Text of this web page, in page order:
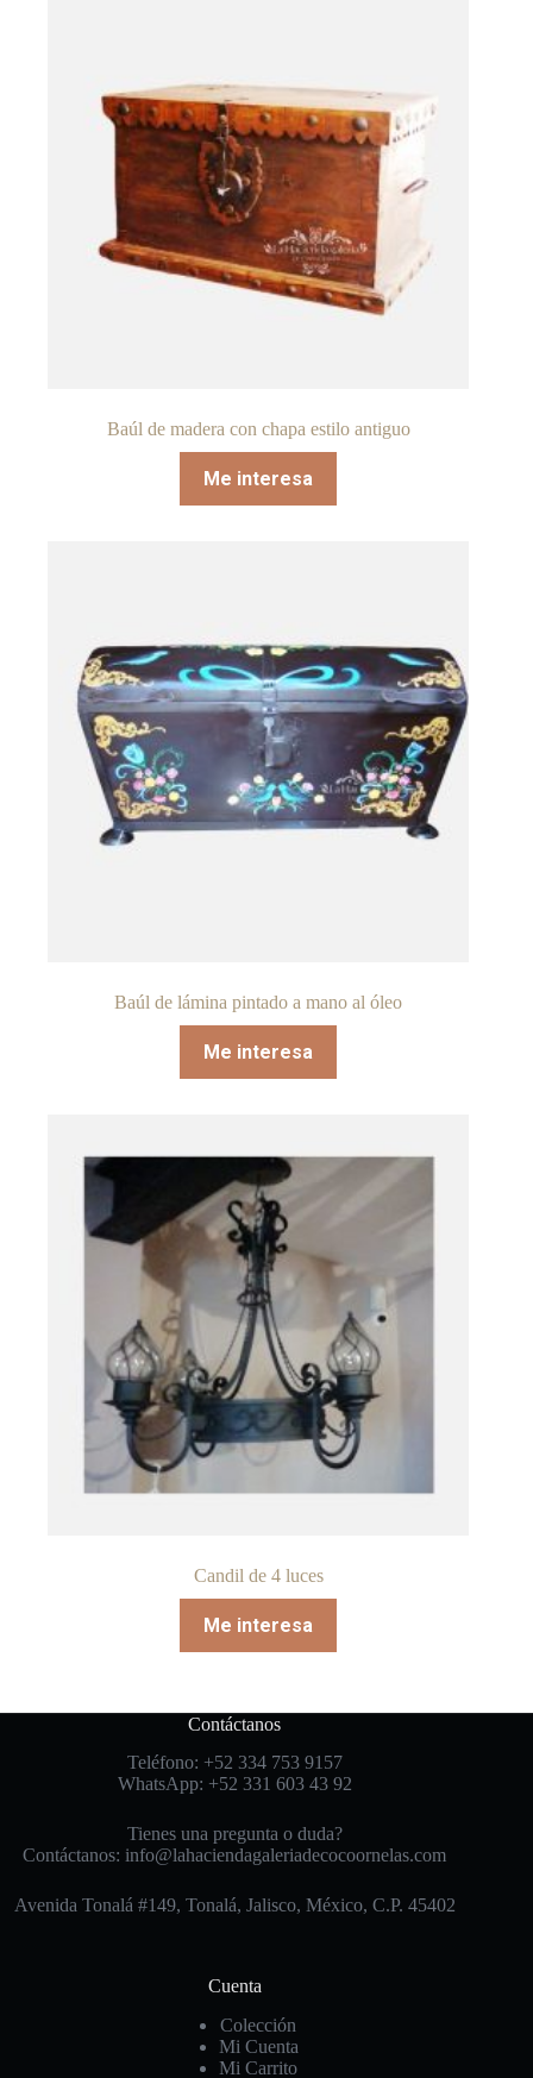
Baúl de madera con chapa estilo antiguo
Me interesa
Baúl de lámina pintado a mano al óleo
Me interesa
Candil de 4 luces
Me interesa
Contáctanos
Teléfono: +52 334 753 9157
WhatsApp: +52 331 603 43 92
Tienes una pregunta o duda?
Contáctanos: info@lahaciendagaleriadecocoornelas.com
Avenida Tonalá #149, Tonalá, Jalisco, México, C.P. 45402
Cuenta
Colección
Mi Cuenta
Mi Carrito